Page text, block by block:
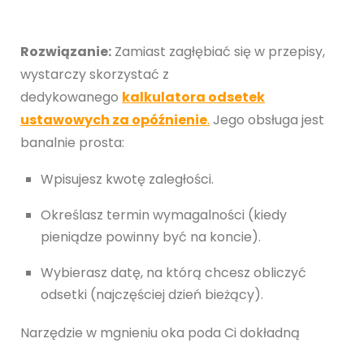
Rozwiązanie: Zamiast zagłębiać się w przepisy,
wystarczy skorzystać z
dedykowanego kalkulatora odsetek
ustawowych za opóźnienie. Jego obsługa jest
banalnie prosta:
Wpisujesz kwotę zaległości.
Określasz termin wymagalności (kiedy
pieniądze powinny być na koncie).
Wybierasz datę, na którą chcesz obliczyć
odsetki (najczęściej dzień bieżący).
Narzędzie w mgnieniu oka poda Ci dokładną